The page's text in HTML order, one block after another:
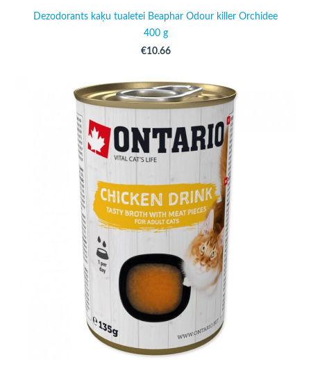
Dezodorants kaķu tualetei Beaphar Odour killer Orchidee
400 g
€10.66